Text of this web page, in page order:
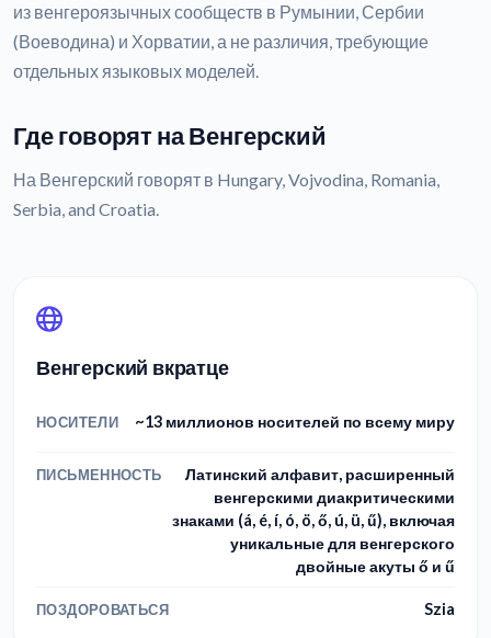
из венгероязычных сообществ в Румынии, Сербии
(Воеводина) и Хорватии, а не различия, требующие
отдельных языковых моделей.
Где говорят на Венгерский
На Венгерский говорят в Hungary, Vojvodina, Romania,
Serbia, and Croatia.
Венгерский вкратце
НОСИТЕЛИ ~13 миллионов носителей по всему миру
ПИСЬМЕННОСТЬ
Латинский алфавит, расширенный
венгерскими диакритическими
знаками (á, é, í, ó, ö, ő, ú, ü, ű), включая
уникальные для венгерского
двойные акуты ő и ű
ПОЗДОРОВАТЬСЯ Szia